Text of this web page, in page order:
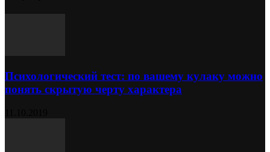
Психологический тест: по вашему кулаку можно
понять скрытую черту характера